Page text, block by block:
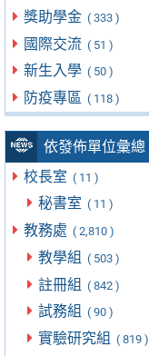
獎助學金 ( 333 )
國際交流 ( 51 )
新生入學 ( 50 )
防疫專區 ( 118 )
依發佈單位彙總
校長室 ( 11 )
秘書室 ( 11 )
教務處 ( 2,810 )
教學組 ( 503 )
註冊組 ( 842 )
試務組 ( 90 )
實驗研究組 ( 819 )